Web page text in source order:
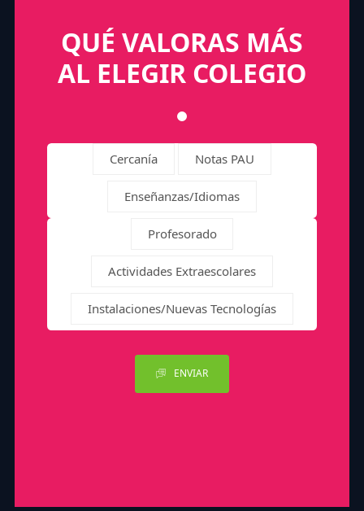
QUÉ VALORAS MÁS
AL ELEGIR COLEGIO
Cercanía Notas PAU
Enseñanzas/Idiomas
Profesorado
Actividades Extraescolares
Instalaciones/Nuevas Tecnologías
ENVIAR